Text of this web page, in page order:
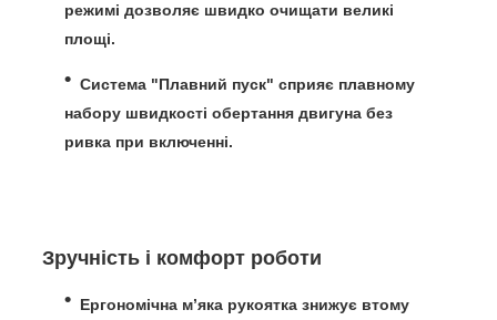
режимі дозволяє швидко очищати великі
площі.
Система "Плавний пуск" сприяє плавному
набору швидкості обертання двигуна без
ривка при включенні.
Зручність і комфорт роботи
Ергономічна м’яка рукоятка знижує втому